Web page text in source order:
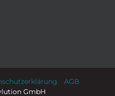
AGB
GmbH